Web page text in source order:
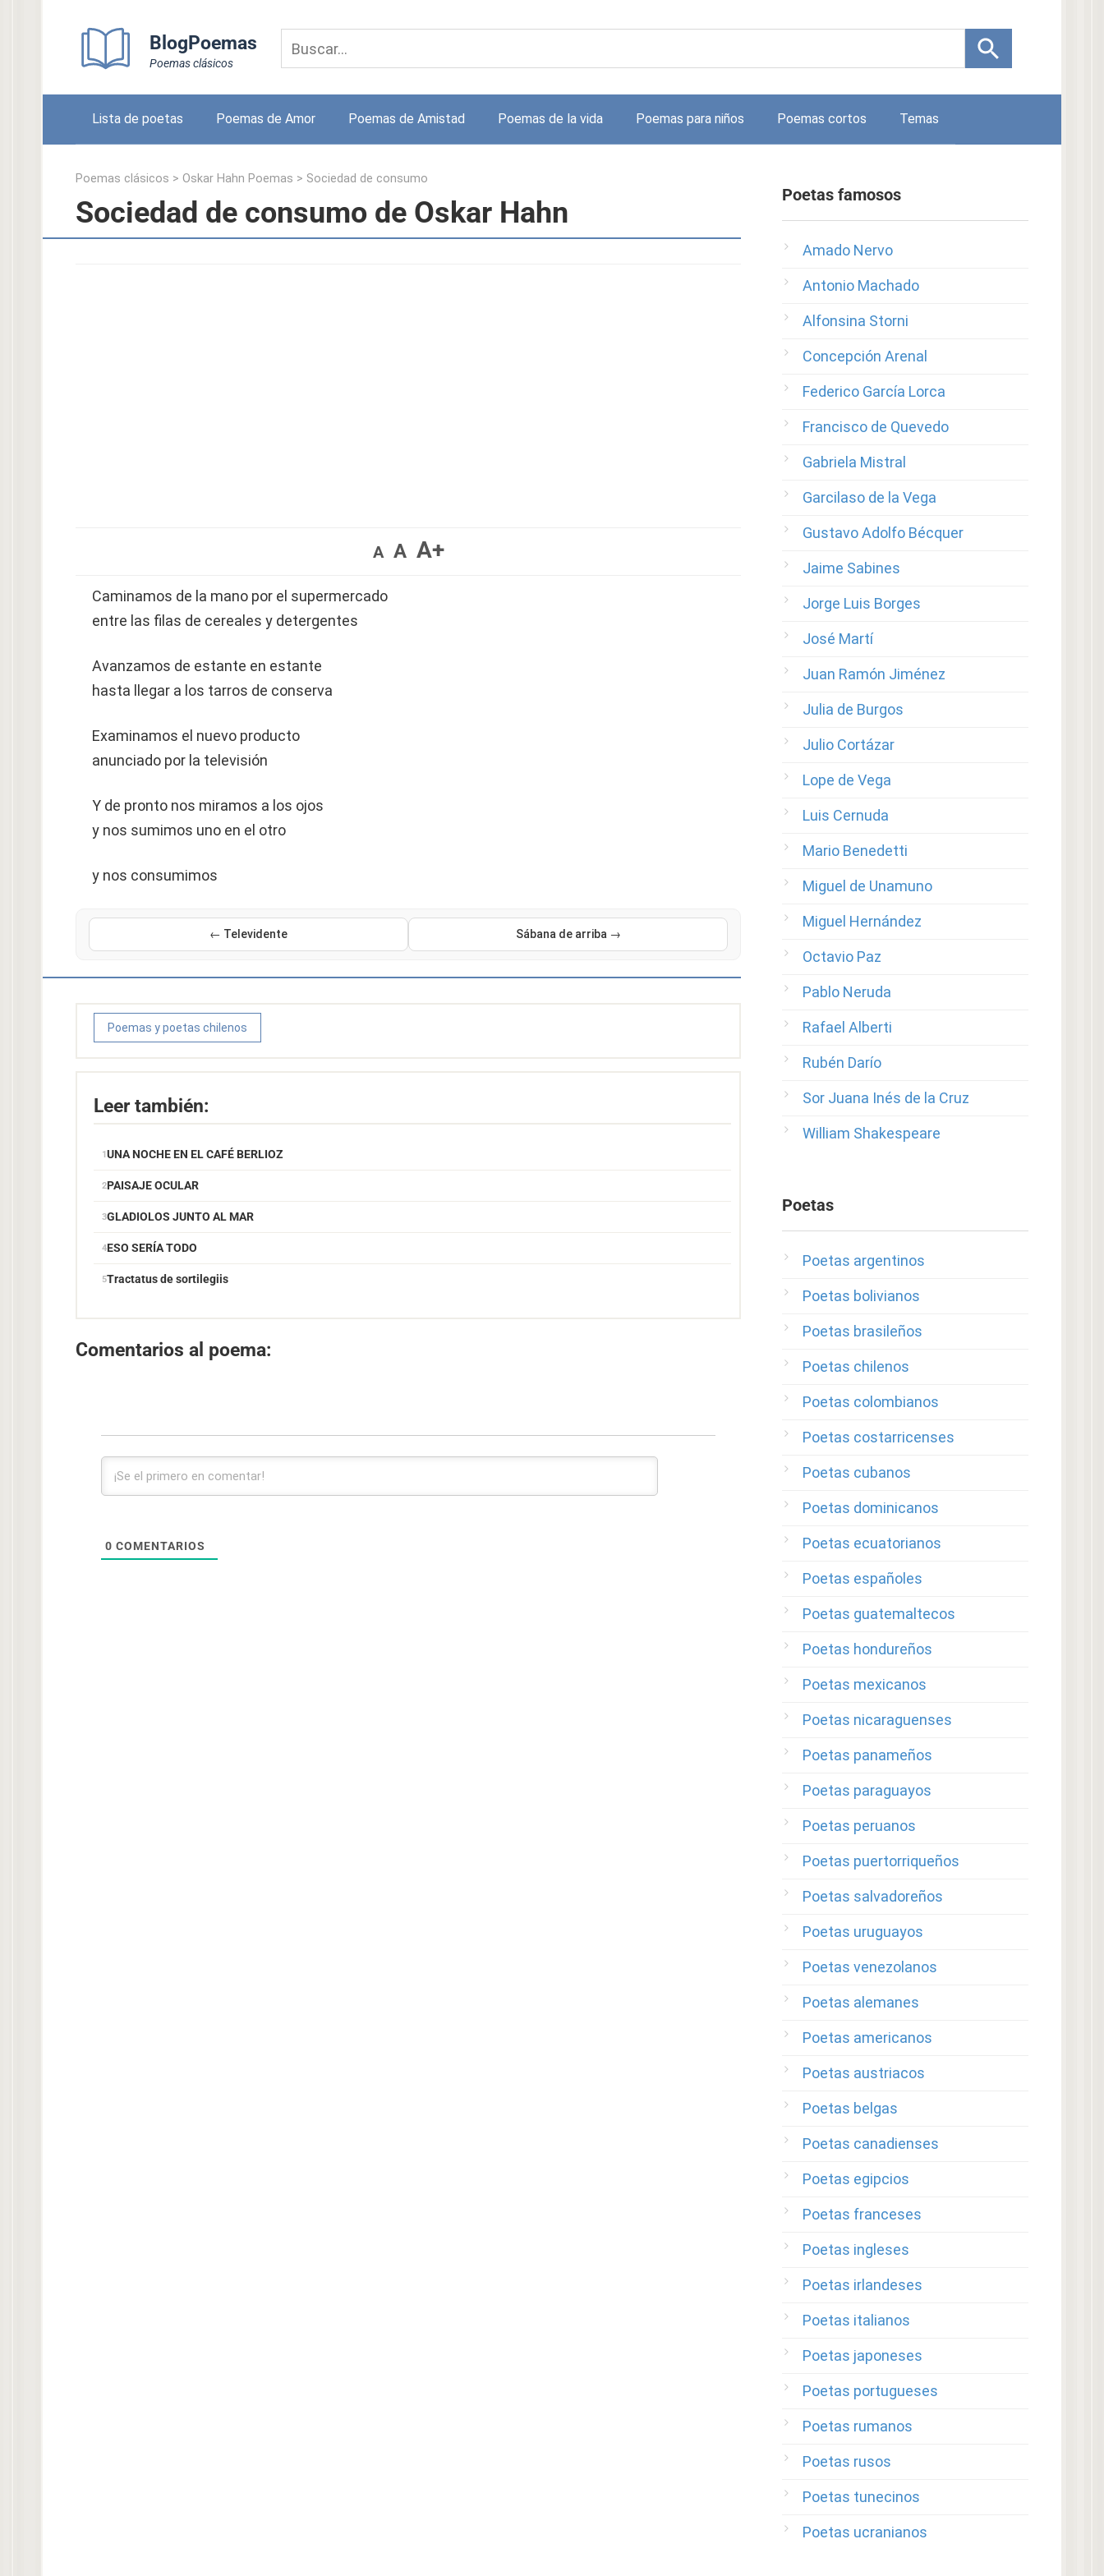
BlogPoemas
Poemas clásicos
Lista de poetas Poemas de Amor Poemas de Amistad Poemas de la vida Poemas para niños Poemas cortos Temas
Poemas clásicos > Oskar Hahn Poemas > Sociedad de consumo
Sociedad de consumo de Oskar Hahn
A A A+
Caminamos de la mano por el supermercado
entre las filas de cereales y detergentes
Avanzamos de estante en estante
hasta llegar a los tarros de conserva
Examinamos el nuevo producto
anunciado por la televisión
Y de pronto nos miramos a los ojos
y nos sumimos uno en el otro
y nos consumimos
← Televidente Sábana de arriba →
Poemas y poetas chilenos
Leer también:
UNA NOCHE EN EL CAFÉ BERLIOZ
PAISAJE OCULAR
GLADIOLOS JUNTO AL MAR
ESO SERÍA TODO
Tractatus de sortilegiis
Comentarios al poema:
0 COMENTARIOS
Poetas famosos
Amado Nervo
Antonio Machado
Alfonsina Storni
Concepción Arenal
Federico García Lorca
Francisco de Quevedo
Gabriela Mistral
Garcilaso de la Vega
Gustavo Adolfo Bécquer
Jaime Sabines
Jorge Luis Borges
José Martí
Juan Ramón Jiménez
Julia de Burgos
Julio Cortázar
Lope de Vega
Luis Cernuda
Mario Benedetti
Miguel de Unamuno
Miguel Hernández
Octavio Paz
Pablo Neruda
Rafael Alberti
Rubén Darío
Sor Juana Inés de la Cruz
William Shakespeare
Poetas
Poetas argentinos
Poetas bolivianos
Poetas brasileños
Poetas chilenos
Poetas colombianos
Poetas costarricenses
Poetas cubanos
Poetas dominicanos
Poetas ecuatorianos
Poetas españoles
Poetas guatemaltecos
Poetas hondureños
Poetas mexicanos
Poetas nicaraguenses
Poetas panameños
Poetas paraguayos
Poetas peruanos
Poetas puertorriqueños
Poetas salvadoreños
Poetas uruguayos
Poetas venezolanos
Poetas alemanes
Poetas americanos
Poetas austriacos
Poetas belgas
Poetas canadienses
Poetas egipcios
Poetas franceses
Poetas ingleses
Poetas irlandeses
Poetas italianos
Poetas japoneses
Poetas portugueses
Poetas rumanos
Poetas rusos
Poetas tunecinos
Poetas ucranianos